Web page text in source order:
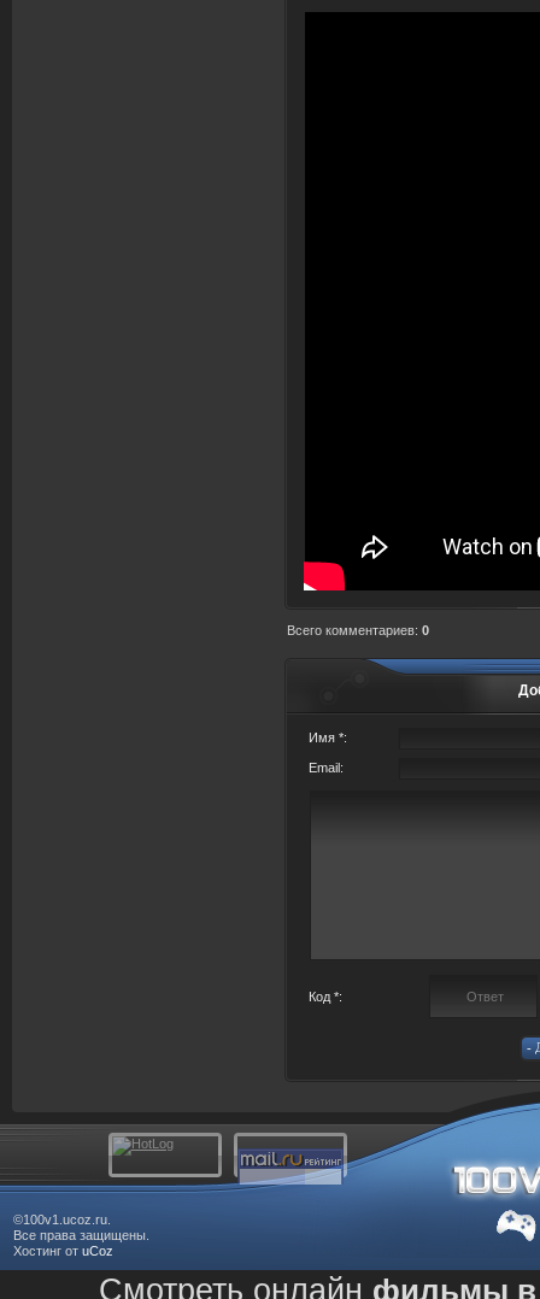
Всего комментариев: 0
Имя *:
Email:
Код *:
©100v1.ucoz.ru.
Все права защищены.
Хостинг от uCoz
Смотреть онлайн фильмы в